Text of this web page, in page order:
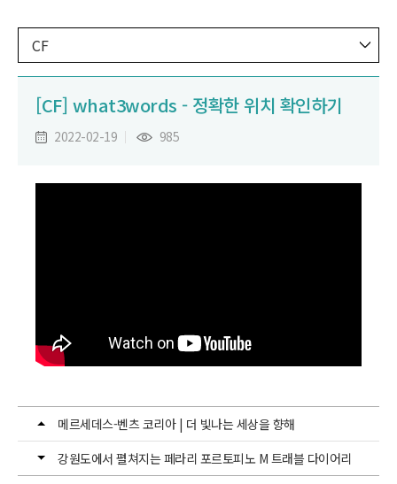
CF
[CF] what3words - 정확한 위치 확인하기
2022-02-19 985
메르세데스-벤츠 코리아 | 더 빛나는 세상을 향해
강원도에서 펼쳐지는 페라리 포르토피노 M 트래블 다이어리